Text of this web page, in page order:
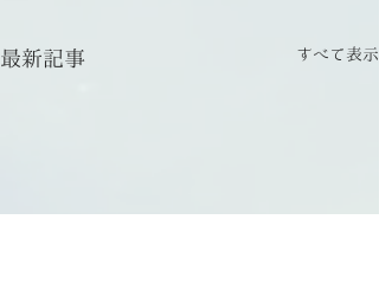
最新記事 すべて表示